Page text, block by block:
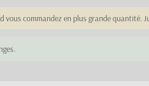
commandez en plus grande quantité.